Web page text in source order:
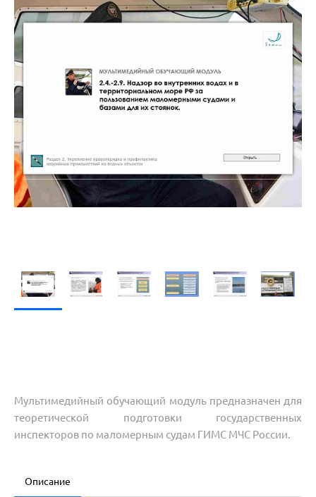
Мультимедийный обучающий модуль предназначен для
теоретической подготовки государственных
инспекторов по маломерным судам ГИМС МЧС России.
Описание